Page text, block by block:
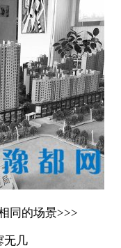
的场景>>>
无几